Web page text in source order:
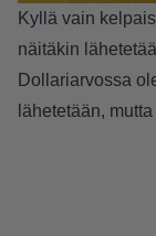
Kyllä vain
näitäkin
Dollariarvossa
lähetetään,